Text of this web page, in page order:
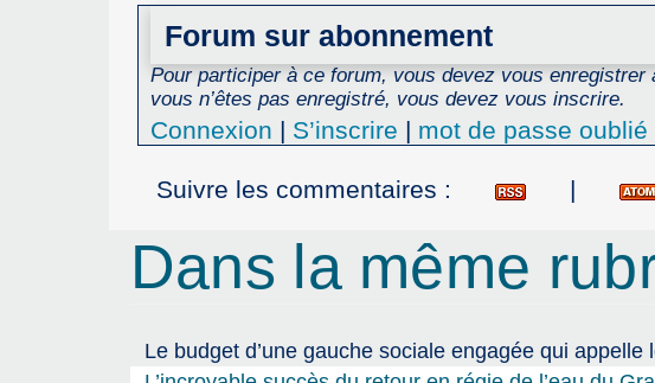
Forum sur abonnement
Pour participer à ce forum, vous devez vous enregistrer
vous n’êtes pas enregistré, vous devez vous inscrire.
Connexion | S’inscrire | mot de passe oublié
Suivre les commentaires : |
Dans la même
Le budget d’une gauche sociale engagée qui